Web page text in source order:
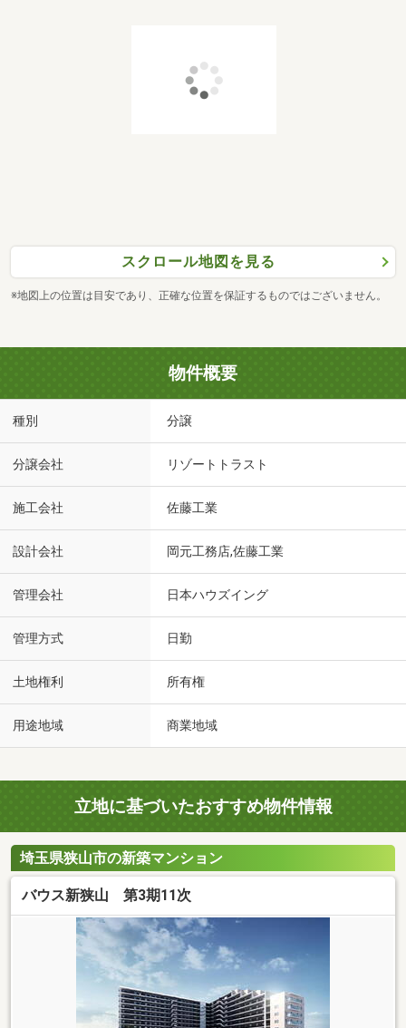
スクロール地図を見る
※地図上の位置は目安であり、正確な位置を保証するものではございません。
物件概要
種別 分譲
分譲会社 リゾートトラスト
施工会社 佐藤工業
設計会社 岡元工務店,佐藤工業
管理会社 日本ハウズイング
管理方式 日勤
土地権利 所有権
用途地域 商業地域
立地に基づいたおすすめ物件情報
埼玉県狭山市の新築マンション
バウス新狭山 第3期11次